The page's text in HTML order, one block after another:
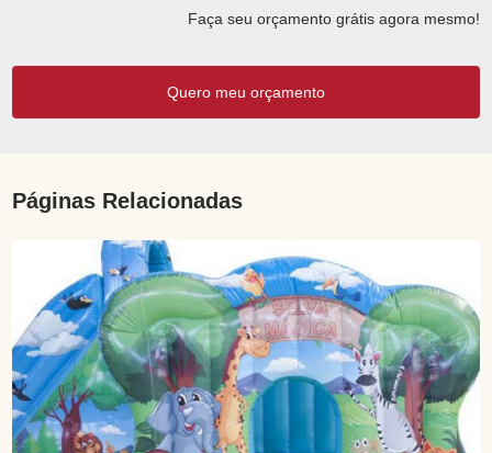
Faça seu orçamento grátis agora mesmo!
Quero meu orçamento
Páginas Relacionadas